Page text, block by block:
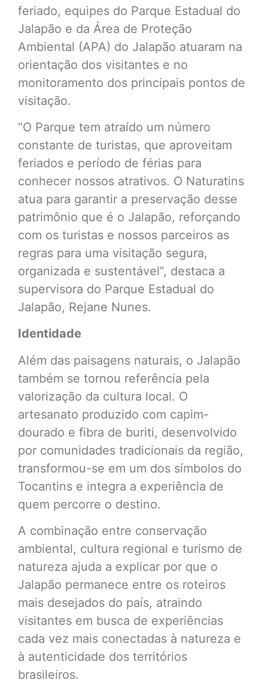
feriado, equipes do Parque Estadual do
Jalapão e da Área de Proteção
Ambiental (APA) do Jalapão atuaram na
orientação dos visitantes e no
monitoramento dos principais pontos de
visitação.
“O Parque tem atraído um número
constante de turistas, que aproveitam
feriados e período de férias para
conhecer nossos atrativos. O Naturatins
atua para garantir a preservação desse
patrimônio que é o Jalapão, reforçando
com os turistas e nossos parceiros as
regras para uma visitação segura,
organizada e sustentável”, destaca a
supervisora do Parque Estadual do
Jalapão, Rejane Nunes.
Identidade
Além das paisagens naturais, o Jalapão
também se tornou referência pela
valorização da cultura local. O
artesanato produzido com capim-
dourado e fibra de buriti, desenvolvido
por comunidades tradicionais da região,
transformou-se em um dos símbolos do
Tocantins e integra a experiência de
quem percorre o destino.
A combinação entre conservação
ambiental, cultura regional e turismo de
natureza ajuda a explicar por que o
Jalapão permanece entre os roteiros
mais desejados do país, atraindo
visitantes em busca de experiências
cada vez mais conectadas à natureza e
à autenticidade dos territórios
brasileiros.